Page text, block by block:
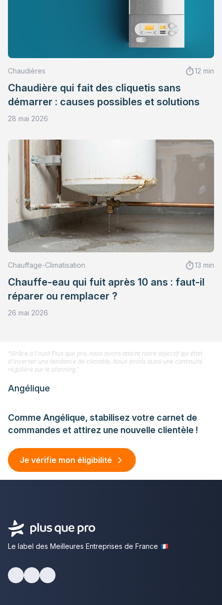
Chaudières 12 min
Chaudière qui fait des cliquetis sans
démarrer : causes possibles et solutions
28 mai 2026
Chauffage-Climatisation 13 min
Chauffe-eau qui fuit après 10 ans : faut-il
réparer ou remplacer ?
26 mai 2026
Comme Angélique, stabilisez votre carnet de
commandes et attirez une nouvelle clientèle !
Je vérifie mon éligibilité
"Grâce à l'outil Plus que pro, nous avons atteint notre objectif qui était
d'inverser une tendance de clientèle. Nous avons aussi une continuité
régulière sur le planning."
Angélique
Le label des Meilleures Entreprises de France